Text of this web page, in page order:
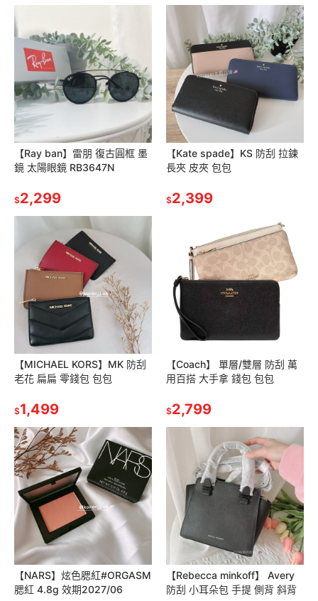
【Ray ban】雷朋 復古圓框 墨
鏡 太陽眼鏡 RB3647N
$2,299
【Kate spade】KS 防刮 拉鍊
長夾 皮夾 包包
$2,399
【MICHAEL KORS】MK 防刮
老花 扁扁 零錢包 包包
$1,499
【Coach】 單層/雙層 防刮 萬
用百搭 大手拿 錢包 包包
$2,799
【NARS】炫色腮紅#ORGASM
腮紅 4.8g 效期2027/06
【Rebecca minkoff】 Avery
防刮 小耳朵包 手提 側背 斜背